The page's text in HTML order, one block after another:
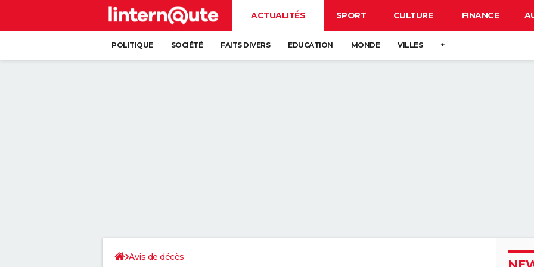
ACTUALITÉS SPORT CULTURE FINANCE
POLITIQUE SOCIÉTÉ FAITS DIVERS EDUCATION MONDE VILLES +
Avis de décès